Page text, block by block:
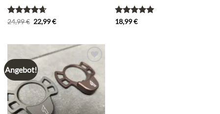
Bewertet
24,99€ Ursprünglicher
Preis
22,99€Aktueller
Bewertet
18,99€
Angebot!
Add to
wishlist